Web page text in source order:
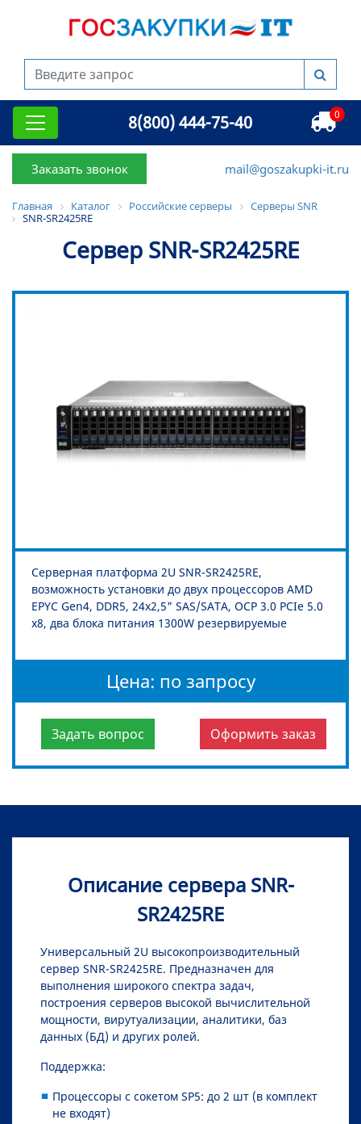
8(800) 444-75-40 0
Заказать звонок mail@goszakupki-it.ru
Главная Каталог Российские серверы
Серверы SNR
SNR-SR2425RE
Сервер SNR-SR2425RE
Серверная платформа 2U SNR-SR2425RE,
возможность установки до двух процессоров AMD
EPYC Gen4, DDR5, 24x2,5" SAS/SATA, OCP 3.0 PCIe 5.0
x8, два блока питания 1300W резервируемые
Цена: по запросу
Задать вопрос Оформить заказ
Описание сервера SNR-
SR2425RE
Универсальный 2U высокопроизводительный
сервер SNR-SR2425RE. Предназначен для
выполнения широкого спектра задач,
построения серверов высокой вычислительной
мощности, вирутуализации, аналитики, баз
данных (БД) и других ролей.
Поддержка:
Процессоры с сокетом SP5: до 2 шт (в комплект
не входят)